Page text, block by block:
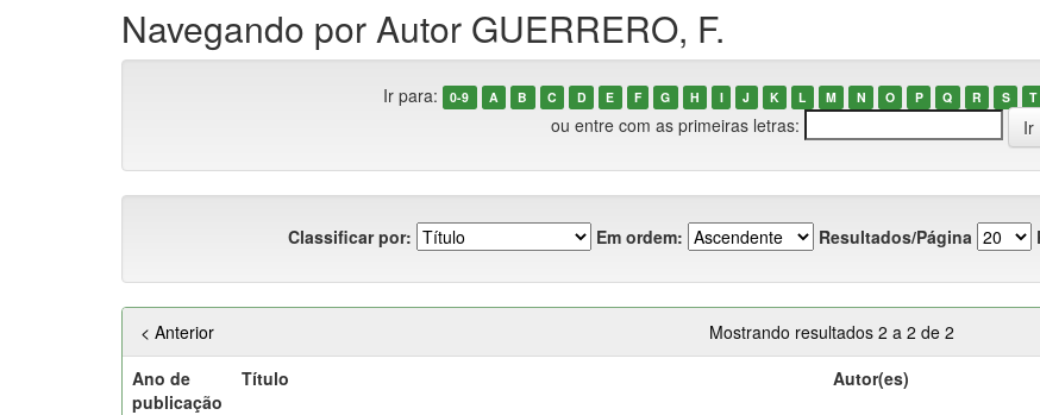
Navegando por Autor GUERRERO, F.
Ir para: 0-9 A B C D E F G H I J K L M N O P Q R S T
ou entre com as primeiras letras:
Classificar por: Em ordem: Resultados/Página
Mostrando resultados 2 a 2 de 2
< Anterior
Ano de
publicação
Título Autor(es)